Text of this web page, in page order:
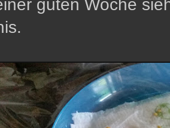
guten Woche